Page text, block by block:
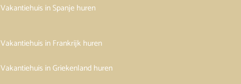
Vakantiehuis in Spanje huren
Vakantiehuis in Frankrijk huren
Vakantiehuis in Griekenland huren